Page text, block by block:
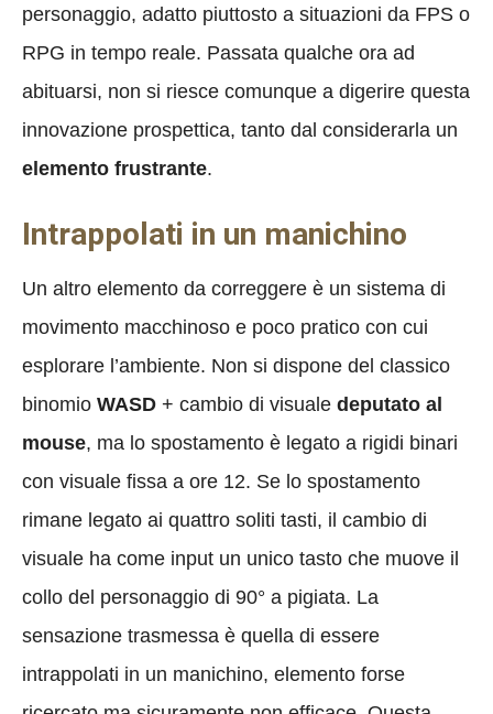
personaggio, adatto piuttosto a situazioni da FPS o
RPG in tempo reale. Passata qualche ora ad
abituarsi, non si riesce comunque a digerire questa
innovazione prospettica, tanto dal considerarla un
elemento frustrante.
Intrappolati in un manichino
Un altro elemento da correggere è un sistema di
movimento macchinoso e poco pratico con cui
esplorare l’ambiente. Non si dispone del classico
binomio WASD + cambio di visuale deputato al
mouse, ma lo spostamento è legato a rigidi binari
con visuale fissa a ore 12. Se lo spostamento
rimane legato ai quattro soliti tasti, il cambio di
visuale ha come input un unico tasto che muove il
collo del personaggio di 90° a pigiata. La
sensazione trasmessa è quella di essere
intrappolati in un manichino, elemento forse